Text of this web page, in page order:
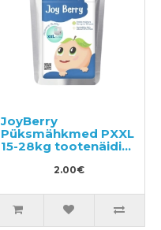
JoyBerry
Püksmähkmed PXXL
15-28kg tootenäidis
2.00€